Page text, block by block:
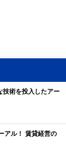
技術を投入したアー
アル！ 賃貸経営の